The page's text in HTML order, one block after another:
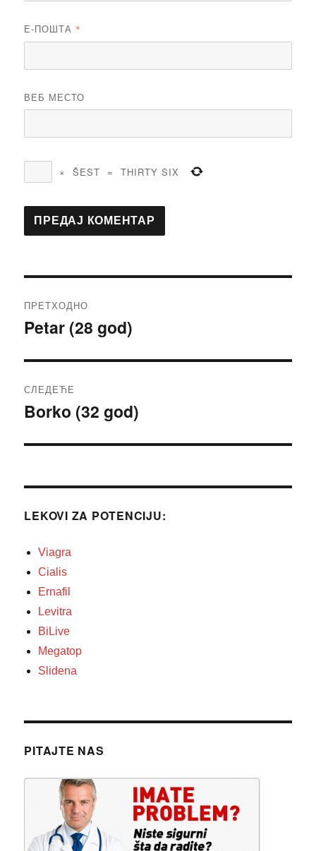
Е-ПОШТА *
ВЕБ МЕСТО
× ŠEST = THIRTY SIX
чланка
ПРЕТХОДНО
Претходни
Petar (28 god)
СЛЕДЕЋЕ
Следећи
Borko (32 god)
LEKOVI ZA POTENCIJU:
Viagra
Cialis
Ernafil
Levitra
BiLive
Megatop
Slidena
PITAJTE NAS